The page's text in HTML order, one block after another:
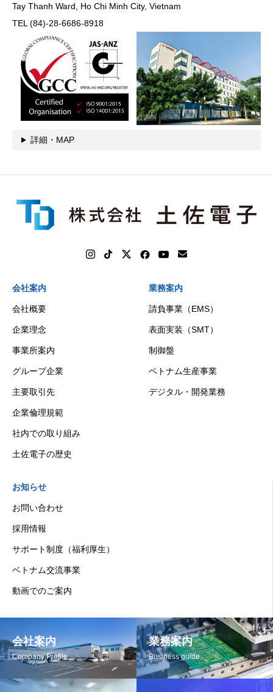
Tay Thanh Ward, Ho Chi Minh City, Vietnam
TEL (84)-28-6686-8918
詳細・MAP
会社案内
会社概要
企業理念
事業所案内
グループ企業
主要取引先
企業倫理規範
社内での取り組み
土佐電子の歴史
業務案内
請負事業（EMS）
表面実装（SMT）
制御盤
ベトナム生産事業
デジタル・開発業務
お知らせ
お問い合わせ
採用情報
サポート制度（福利厚生）
ベトナム交流事業
動画でのご案内
会社案内
Company Profile
業務案内
Business guide